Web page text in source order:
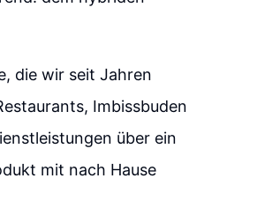
die wir seit Jahren
Imbissbuden
über ein
mit nach Hause